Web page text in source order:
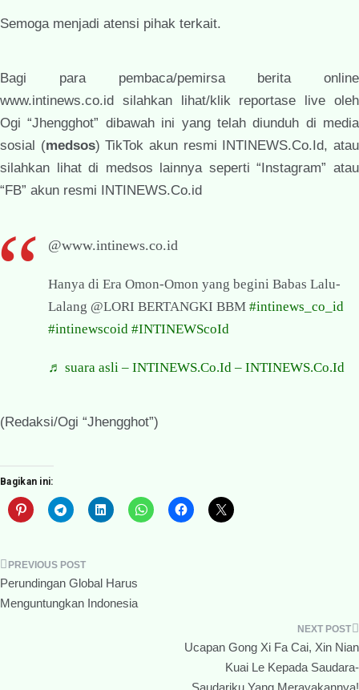
Semoga menjadi atensi pihak terkait.
Bagi para pembaca/pemirsa berita online
www.intinews.co.id silahkan lihat/klik reportase live oleh
Ogi “Jhengghot” dibawah ini yang telah diunduh di media
sosial (medsos) TikTok akun resmi INTINEWS.Co.Id, atau
silahkan lihat di medsos lainnya seperti “Instagram” atau
“FB” akun resmi INTINEWS.Co.id
@www.intinews.co.id
Hanya di Era Omon-Omon yang begini Babas Lalu-
Lalang @LORI BERTANGKI BBM #intinews_co_id
#intinewscoid #INTINEWScoId
♬ suara asli – INTINEWS.Co.Id – INTINEWS.Co.Id
(Redaksi/Ogi “Jhengghot”)
Bagikan ini:
Navigasi
pos
Perundingan Global Harus
Menguntungkan Indonesia
Ucapan Gong Xi Fa Cai, Xin Nian
Kuai Le Kepada Saudara-